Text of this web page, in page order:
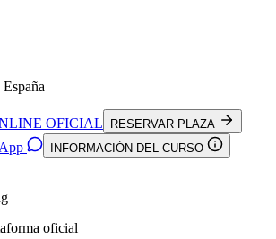
OFICIAL RESERVAR PLAZA
INFORMACIÓN DEL CURSO
oficial